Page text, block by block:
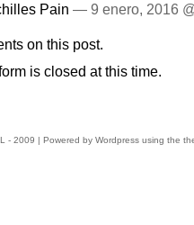
Pain — 9 enero, 2016
on this post.
is closed at this time.
- 2009 | Powered by Wordpress using the